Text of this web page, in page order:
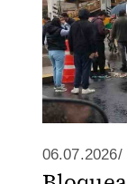
06.07.2026/